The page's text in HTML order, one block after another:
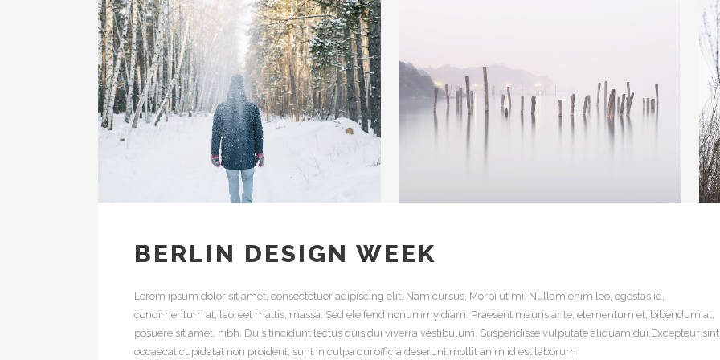
BERLIN DESIGN WEEK
Lorem ipsum dolor sit amet, consectetuer adipiscing elit. Nam cursus. Morbi ut mi. Nullam enim leo, egestas id,
condimentum at, laoreet mattis, massa. Sed eleifend nonummy diam. Praesent mauris ante, elementum et, bibendum at,
posuere sit amet, nibh. Duis tincidunt lectus quis dui viverra vestibulum. Suspendisse vulputate aliquam dui.Excepteur sint
occaecat cupidatat non proident, sunt in culpa qui officia deserunt mollit anim id est laborum